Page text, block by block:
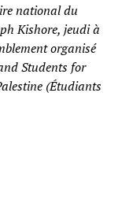
national du
Kishore, jeudi à
organisé
Students for
(Étudiants